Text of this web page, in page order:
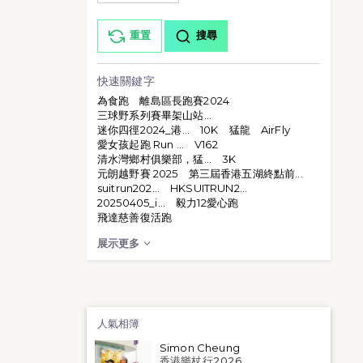
重置 搜尋
快速關鍵字
為食跑
離島區長跑賽2024
三球野系列賽畢架山站...
迷你四徑2024_港...
10K 猛龍
AirFly
愛女孩起跑 Run ...
V162
清水灣鄉村俱樂部，猛...
3K
元朗越野賽 2025
第三屆香港五湖終點前...
suitrun202...
HKSUITRUN2...
20250405_i...
毅力12愛心跑
飛達慈善復活跑
展示更多
人氣相簿
Simon Cheung